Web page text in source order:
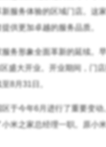
服务体验的区域门店。这
供更加卓越的服务品质。
务形象全面革新的延续。
盛大开业。开业期间，门
8月31日。
于今年6月进行了重要变
米之家总经理一职。原小